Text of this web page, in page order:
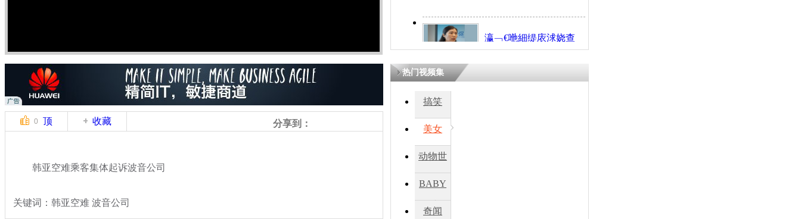
瀛﹁€咃細缇庡浗娆查
€间笢鍗椾簹涓庝腑鍥
熷悎浣� 涓ㄥ浗闄呰
0 顶 收藏 分享到：
韩亚空难乘客集体起诉波音公司
关键词：韩亚空难 波音公司
热门视频集
搞笑
美女
动物世
BABY
秀
奇闻